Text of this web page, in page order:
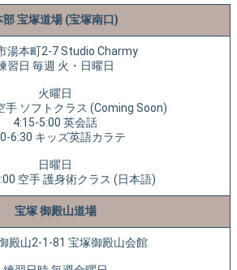
部 宝塚道場 (宝塚南口)
湯本町2-7 Studio Charmy
習日 毎週 火・日曜日
火曜日
手 ソフトクラス (Coming Soon)
4:15-5:00 英会話
6:30 キッズ英語カラテ
日曜日
空手 護身術クラス (日本語)
宝塚 御殿山道場
殿山2-1-81 宝塚御殿山会館